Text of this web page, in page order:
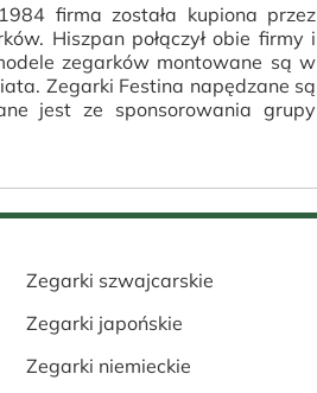
firma została kupiona przez
Hiszpan połączył obie firmy i
zegarków montowane są w
Zegarki Festina napędzane są
jest ze sponsorowania grupy
Zegarki szwajcarskie
Zegarki japońskie
Zegarki niemieckie